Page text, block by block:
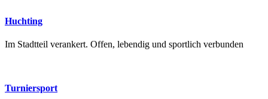
Huchting
Im Stadtteil verankert. Offen, lebendig und sportlich verbunden
Turniersport